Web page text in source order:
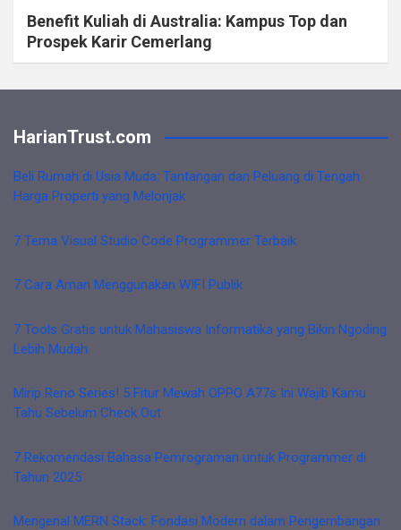
Benefit Kuliah di Australia: Kampus Top dan
Prospek Karir Cemerlang
HarianTrust.com
Beli Rumah di Usia Muda: Tantangan dan Peluang di Tengah
Harga Properti yang Melonjak
7 Tema Visual Studio Code Programmer Terbaik
7 Cara Aman Menggunakan WIFI Publik
7 Tools Gratis untuk Mahasiswa Informatika yang Bikin Ngoding
Lebih Mudah
Mirip Reno Series! 5 Fitur Mewah OPPO A77s Ini Wajib Kamu
Tahu Sebelum Check Out
7 Rekomendasi Bahasa Pemrograman untuk Programmer di
Tahun 2025
Mengenal MERN Stack: Fondasi Modern dalam Pengembangan